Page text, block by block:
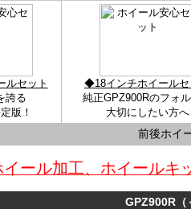
ルセット
誇る
版！
◆18インチホイールセ
純正GPZ900Rのフォ
大切にしたい方へ
前後ホイ
ール加工、ホイールキ
GPZ900R（